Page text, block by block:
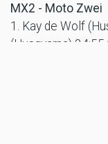
MX2 - Moto Zwei
1. Kay de Wolf
(Husqvarna)